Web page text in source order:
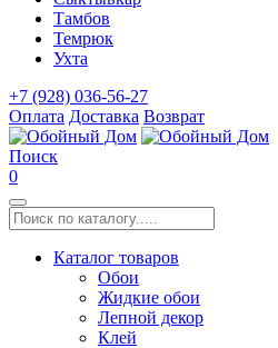
Тамбов
Темрюк
Ухта
+7 (928) 036-56-27
Оплата Доставка Возврат
Поиск
0
Каталог товаров
Обои
Жидкие обои
Лепной декор
Клей